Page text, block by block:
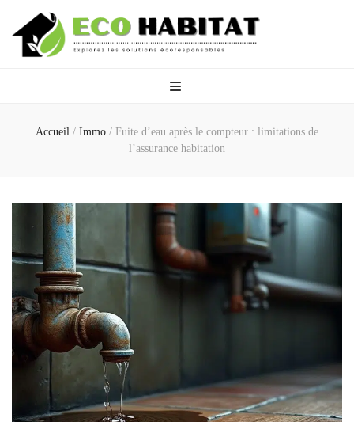
Eco Habitat
Accueil / Immo / Fuite d’eau après le compteur : limitations de
l’assurance habitation